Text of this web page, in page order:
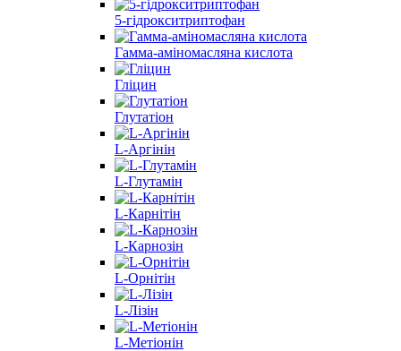
5-гідрокситриптофан
Гамма-аміномасляна кислота
Гліцин
Глутатіон
L-Аргінін
L-Глутамін
L-Карнітін
L-Карнозін
L-Орнітін
L-Лізін
L-Метіонін